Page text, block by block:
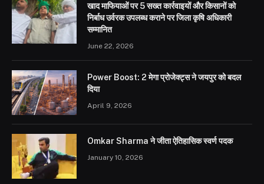
खाद माफियाओं पर 5 सख्त कार्रवाइयों और किसानों को
निर्बाध उर्वरक उपलब्ध कराने पर जिला कृषि अधिकारी
सम्मानित
June 22, 2026
Power Boost: 2 मेगा प्रोजेक्ट्स ने जयपुर को बदल
दिया
April 9, 2026
Omkar Sharma ने जीता ऐतिहासिक स्वर्ण पदक
January 10, 2026